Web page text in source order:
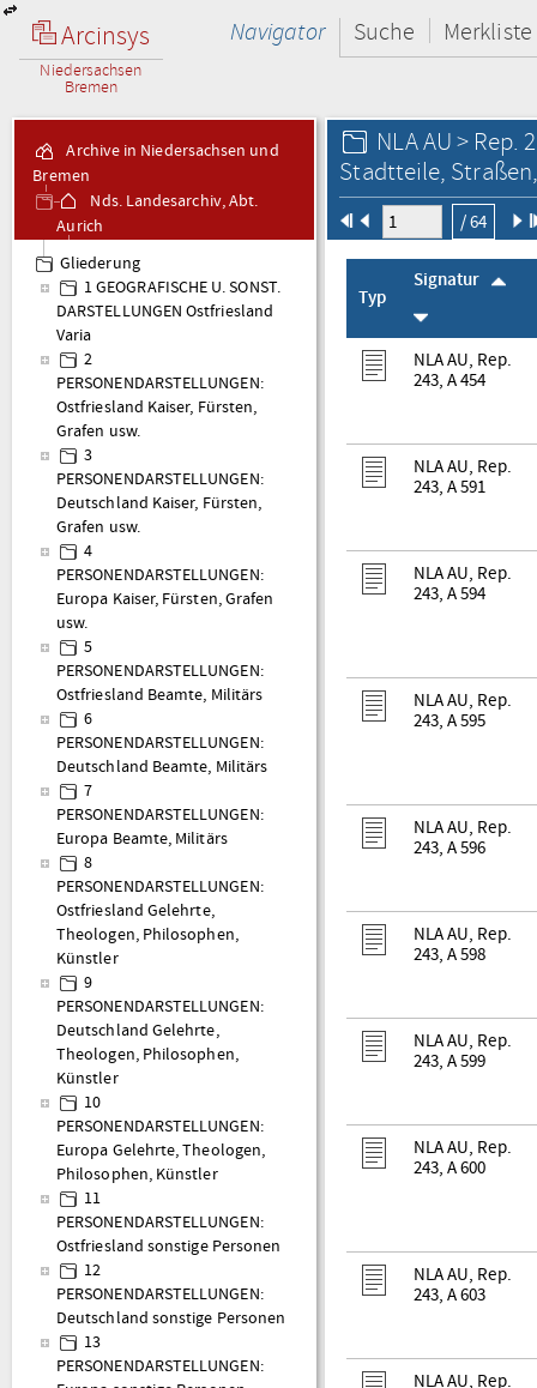
Arcinsys
Niedersachsen
Bremen
Navigator Suche Merkliste
Archive in Niedersachsen und
Bremen
Nds. Landesarchiv, Abt.
Aurich
Bildgutsammlung
Gliederung
1 GEOGRAFISCHE U. SONST.
DARSTELLUNGEN Ostfriesland
Varia
2
PERSONENDARSTELLUNGEN:
Ostfriesland Kaiser, Fürsten,
Grafen usw.
3
PERSONENDARSTELLUNGEN:
Deutschland Kaiser, Fürsten,
Grafen usw.
4
PERSONENDARSTELLUNGEN:
Europa Kaiser, Fürsten, Grafen
usw.
5
PERSONENDARSTELLUNGEN:
Ostfriesland Beamte, Militärs
6
PERSONENDARSTELLUNGEN:
Deutschland Beamte, Militärs
7
PERSONENDARSTELLUNGEN:
Europa Beamte, Militärs
8
PERSONENDARSTELLUNGEN:
Ostfriesland Gelehrte,
Theologen, Philosophen,
Künstler
9
PERSONENDARSTELLUNGEN:
Deutschland Gelehrte,
Theologen, Philosophen,
Künstler
10
PERSONENDARSTELLUNGEN:
Europa Gelehrte, Theologen,
Philosophen, Künstler
11
PERSONENDARSTELLUNGEN:
Ostfriesland sonstige Personen
12
PERSONENDARSTELLUNGEN:
Deutschland sonstige Personen
13
PERSONENDARSTELLUNGEN:
NLA AU > Rep.
Stadtteile,
/ 64
Typ
Signatur
NLA AU, Rep.
243, A 454
NLA AU, Rep.
243, A 591
NLA AU, Rep.
243, A 594
NLA AU, Rep.
243, A 595
NLA AU, Rep.
243, A 596
NLA AU, Rep.
243, A 598
NLA AU, Rep.
243, A 599
NLA AU, Rep.
243, A 600
NLA AU, Rep.
243, A 603
NLA AU, Rep.